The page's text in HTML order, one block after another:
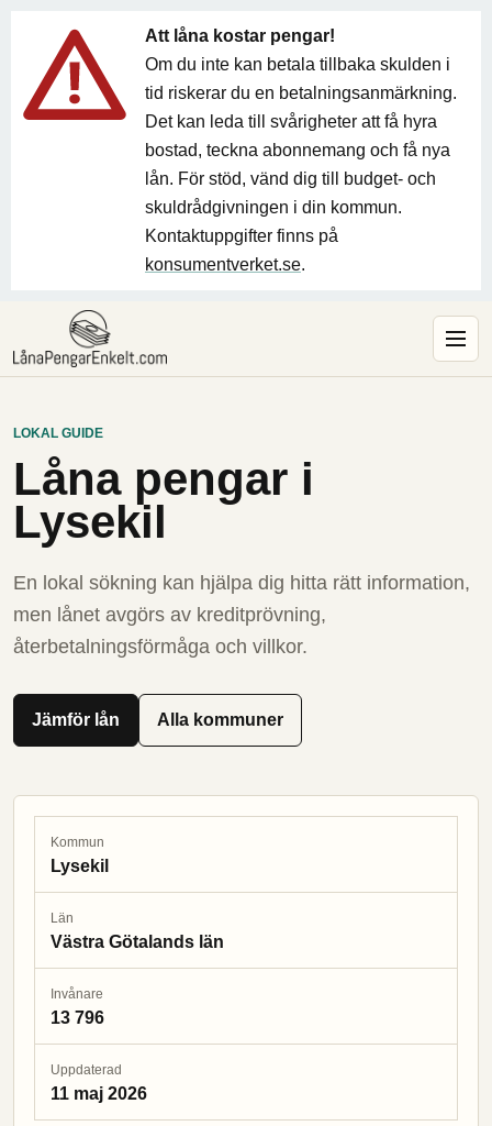
Att låna kostar pengar!
Om du inte kan betala tillbaka skulden i
tid riskerar du en betalningsanmärkning.
Det kan leda till svårigheter att få hyra
bostad, teckna abonnemang och få nya
lån. För stöd, vänd dig till budget- och
skuldrådgivningen i din kommun.
Kontaktuppgifter finns på
konsumentverket.se.
LOKAL GUIDE
Låna pengar i
Lysekil
En lokal sökning kan hjälpa dig hitta rätt information,
men lånet avgörs av kreditprövning,
återbetalningsförmåga och villkor.
Jämför lån Alla kommuner
Kommun
Lysekil
Län
Västra Götalands län
Invånare
13 796
Uppdaterad
11 maj 2026